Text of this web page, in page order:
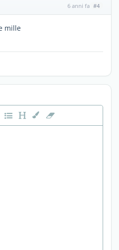
6 anni fa #4
mille